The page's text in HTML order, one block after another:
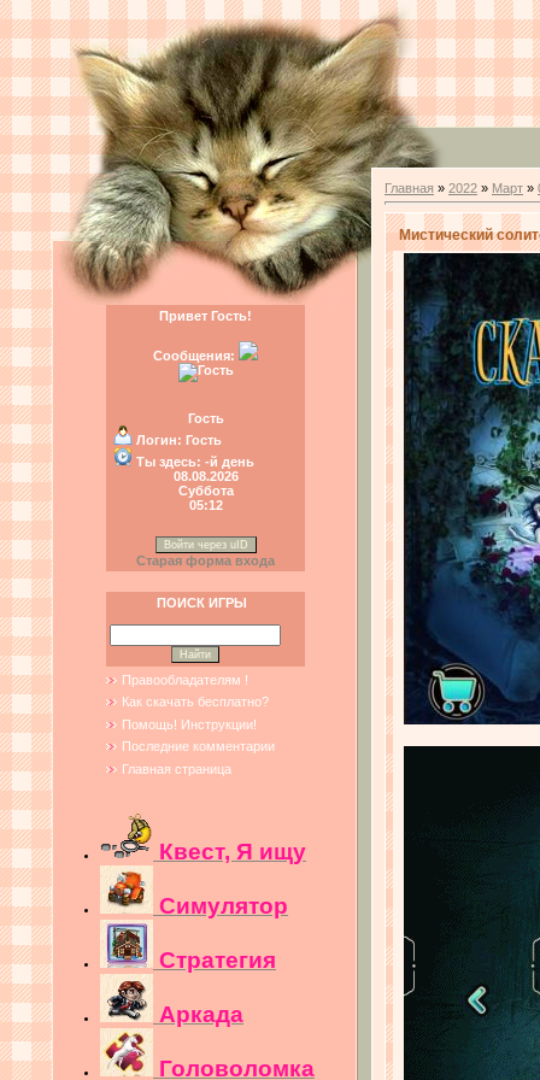
Привет Гость!
Сообщения:
Гость
Логин: Гость
Ты здесь: -й день
08.08.2026
Суббота
05:12
Войти через uID
Старая форма входа
ПОИСК ИГРЫ
Правообладателям !
Как скачать бесплатно?
Помощь! Инструкции!
Последние комментарии
Главная страница
Квест, Я ищу
Симулятор
Стратегия
Аркада
Головоломка
Главная » 2022 » Март »
Мистический